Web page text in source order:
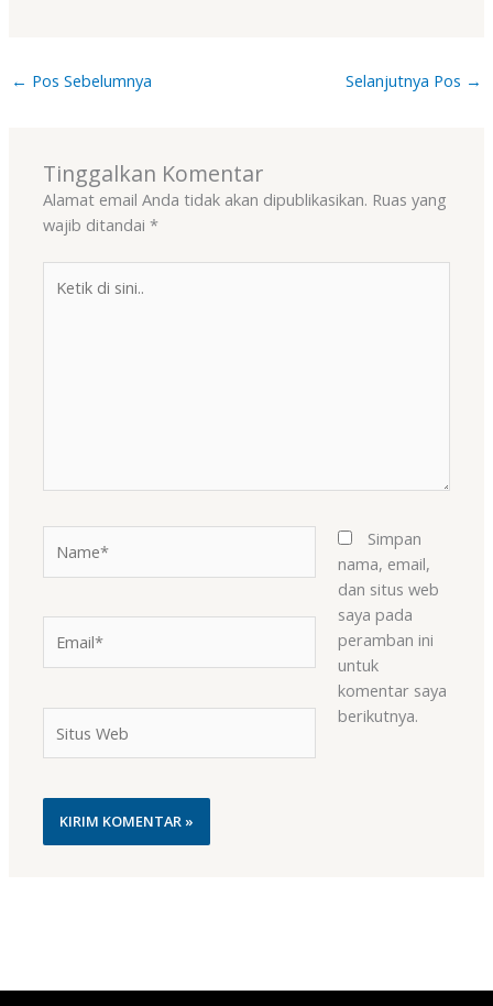
← Pos Sebelumnya Selanjutnya Pos →
Tinggalkan Komentar
Alamat email Anda tidak akan dipublikasikan. Ruas yang
wajib ditandai*
Web
Simpan
nama, email,
dan situs web
saya pada
peramban ini
untuk
komentar saya
berikutnya.